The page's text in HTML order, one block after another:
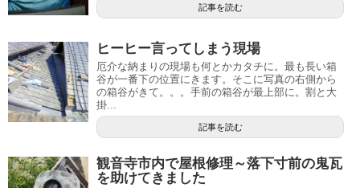
記事を読む
ヒーヒー言ってしまう現場
厄介な納まりの現場も何とかカタチに。最も長い箱
谷が一番下の位置にきます。そこに写真の右側から
の箱谷がきて。。。手前の箱谷が最上部に。割と大
掛...
記事を読む
観音寺市内で屋根修理～落下寸前の鬼瓦
を助けてきました